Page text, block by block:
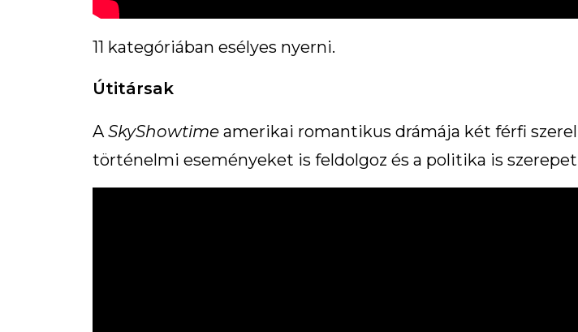
11 kategóriában esélyes nyerni.
Útitársak
A SkyShowtime amerikai romantikus drámája két férfi
történelmi eseményeket is feldolgoz és a politika is szerepet